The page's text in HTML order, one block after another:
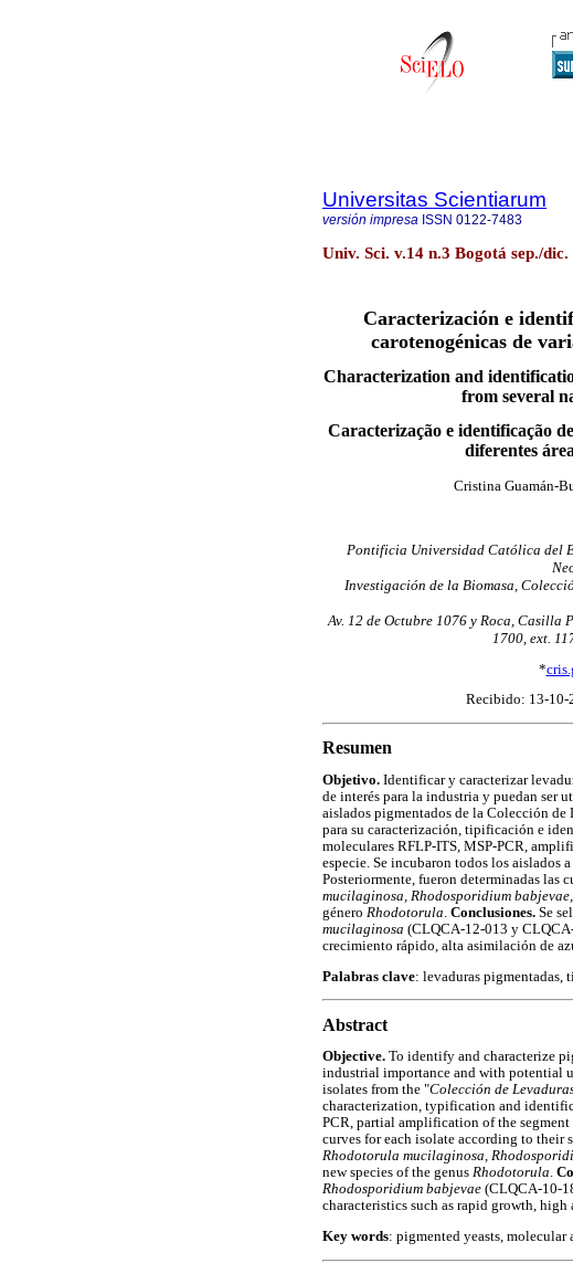
Universitas Scientiarum
versión impresa ISSN 0122-7483
Univ. Sci. v.14 n.3 Bogotá sep./dic.
Caracterización e
carotenogénicas de
Characterization and
from several
Caracterização e identificação
diferentes
Cristina Guamán-
Pontificia Universidad Católica del
Investigación de la Biomasa,
Av. 12 de Octubre 1076 y Roca, Casilla
1700, ext.
*
Recibido: 13-10-
Resumen
Objetivo. Identificar y caracterizar
de interés para la industria y puedan ser
aislados pigmentados de la Colección
para su caracterización, tipificación e
moleculares RFLP-ITS, MSP-PCR,
especie. Se incubaron todos los aislados
Posteriormente, fueron determinadas las
mucilaginosa, Rhodosporidium
género Rhodotorula. Conclusiones. Se
mucilaginosa (CLQCA-12-013 y
crecimiento rápido, alta asimilación de
Palabras clave: levaduras
Abstract
Objective. To identify and characterize
industrial importance and with potential
isolates from the "Colección de
characterization, typification and
PCR, partial amplification of the
curves for each isolate according to their
Rhodotorula mucilaginosa,
new species of the genus Rhodotorula.
Rhodosporidium babjevae (CLQCA-10-
characteristics such as rapid growth,
Key words: pigmented yeasts,